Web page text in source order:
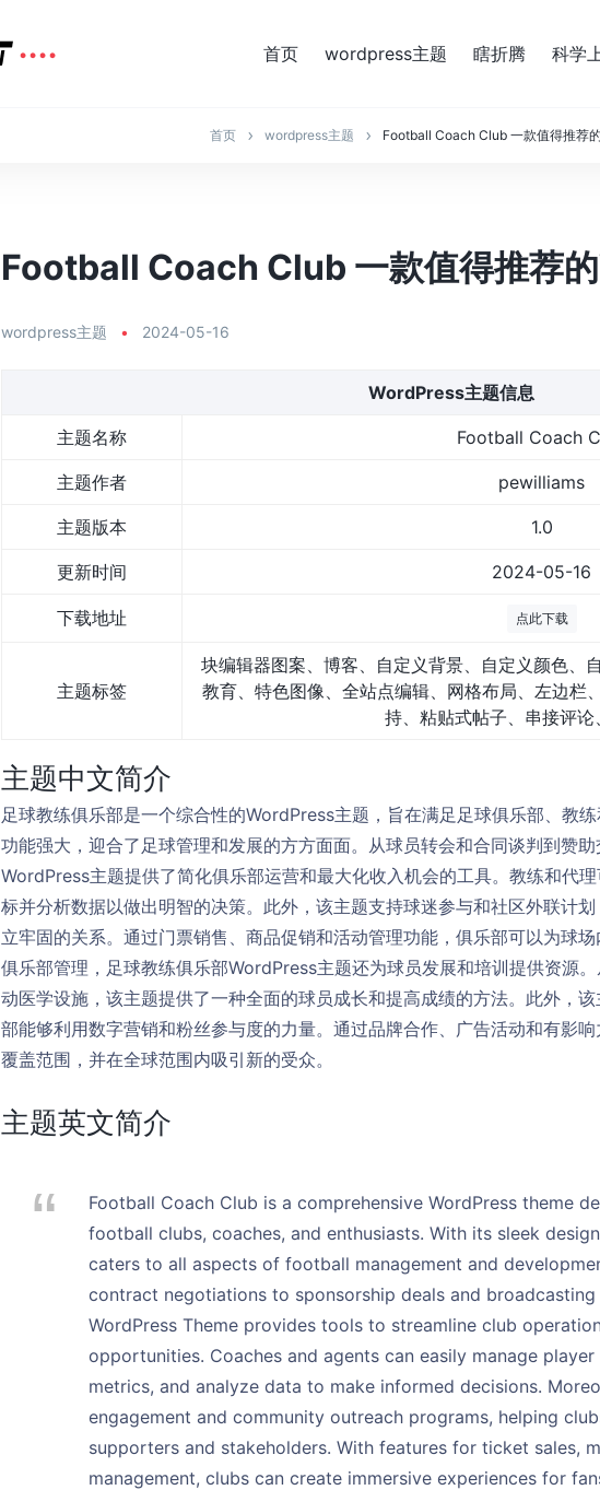
首页 wordpress主题 瞎折腾 科学
首页 wordpress主题 Football Coach Club 一款值得推荐
Football Coach Club 一款值得推荐
wordpress主题 • 2024-05-16
WordPress主题信息
主题名称 Football Coach
主题作者 pewilliams
主题版本 1.0
更新时间 2024-05-16
下载地址 点此下载
主题标签
块编辑器图案、博客、自定义背景、自定义颜色、
教育、特色图像、全站点编辑、网格布局、左边栏
持、粘贴式帖子、串接评
主题中文简介
足球教练俱乐部是一个综合性的WordPress主题，旨在满足足球俱乐部、教
功能强大，迎合了足球管理和发展的方方面面。从球员转会和合同谈判到赞
WordPress主题提供了简化俱乐部运营和最大化收入机会的工具。教练和代
标并分析数据以做出明智的决策。此外，该主题支持球迷参与和社区外联计
立牢固的关系。通过门票销售、商品促销和活动管理功能，俱乐部可以为球
俱乐部管理，足球教练俱乐部WordPress主题还为球员发展和培训提供资源
动医学设施，该主题提供了一种全面的球员成长和提高成绩的方法。此外，
部能够利用数字营销和粉丝参与度的力量。通过品牌合作、广告活动和有影
覆盖范围，并在全球范围内吸引新的受众。
主题英文简介
Football Coach Club is a comprehensive WordPress theme
football clubs, coaches, and enthusiasts. With its sleek
caters to all aspects of football management and
contract negotiations to sponsorship deals and
WordPress Theme provides tools to streamline club
opportunities. Coaches and agents can easily manage
metrics, and analyze data to make informed decisions.
engagement and community outreach programs, helping
supporters and stakeholders. With features for ticket sales,
management, clubs can create immersive experiences for